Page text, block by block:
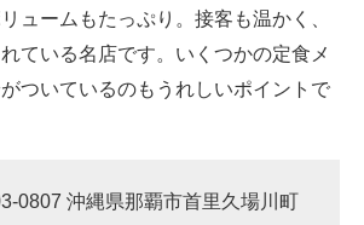
ュームもたっぷり。接客も温かく、
ている名店です。いくつかの定食メ
ついているのもうれしいポイントで
0807 沖縄県那覇市首里久場川町